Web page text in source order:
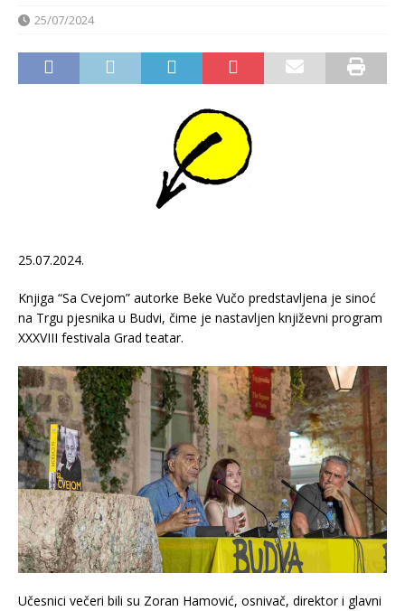
25/07/2024
25.07.2024.
Knjiga “Sa Cvejom” autorke Beke Vučo predstavljena je sinoć
na Trgu pjesnika u Budvi, čime je nastavljen književni program
XXXVIII festivala Grad teatar.
Učesnici večeri bili su Zoran Hamović, osnivač, direktor i glavni